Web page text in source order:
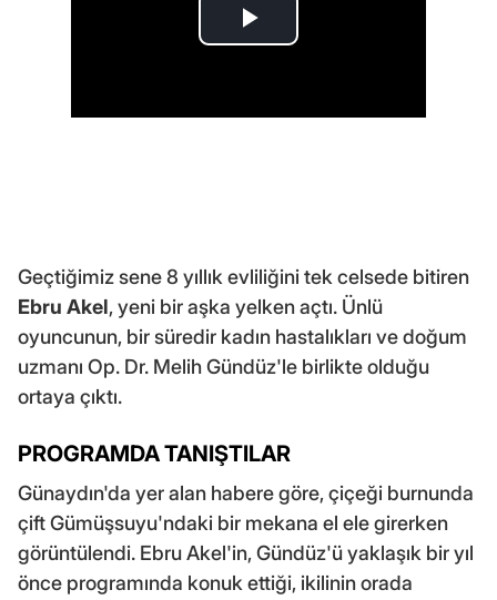
Geçtiğimiz sene 8 yıllık evliliğini tek celsede bitiren
Ebru Akel, yeni bir aşka yelken açtı. Ünlü
oyuncunun, bir süredir kadın hastalıkları ve doğum
uzmanı Op. Dr. Melih Gündüz'le birlikte olduğu
ortaya çıktı.
PROGRAMDA TANIŞTILAR
Günaydın'da yer alan habere göre, çiçeği burnunda
çift Gümüşsuyu'ndaki bir mekana el ele girerken
görüntülendi. Ebru Akel'in, Gündüz'ü yaklaşık bir yıl
önce programında konuk ettiği, ikilinin orada